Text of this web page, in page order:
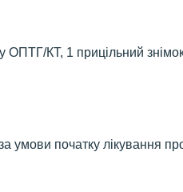
ОПТГ/КТ, 1 прицільний
умови початку лікування